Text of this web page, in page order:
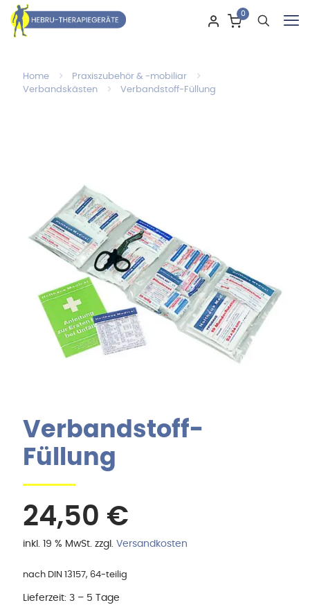
0
Home
Praxiszubehör & -mobiliar
Verbandskästen
Verbandstoff-Füllung
Verbandstoff-
Füllung
24,50 €
inkl. 19 % MwSt. zzgl. Versandkosten
nach DIN 13157, 64-teilig
Lieferzeit: 3 – 5 Tage